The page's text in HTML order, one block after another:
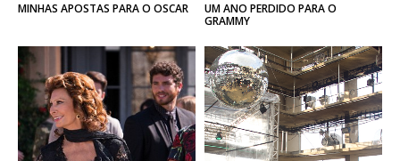
MINHAS APOSTAS PARAO OSCAR
UM ANO PERDIDO PARA O
GRAMMY